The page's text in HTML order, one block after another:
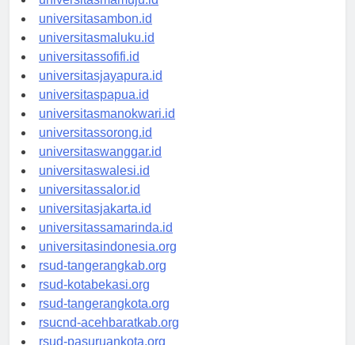
universitasambon.id
universitasmaluku.id
universitassofifi.id
universitasjayapura.id
universitaspapua.id
universitasmanokwari.id
universitassorong.id
universitaswanggar.id
universitaswalesi.id
universitassalor.id
universitasjakarta.id
universitassamarinda.id
universitasindonesia.org
rsud-tangerangkab.org
rsud-kotabekasi.org
rsud-tangerangkota.org
rsucnd-acehbaratkab.org
rsud-pasuruankota.org